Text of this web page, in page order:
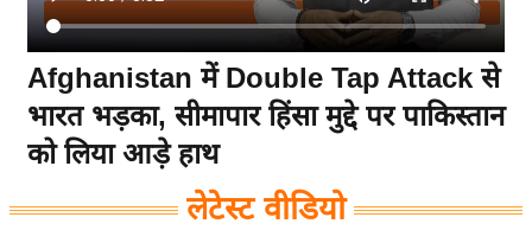
य
अं
त
र्रा
ष्ट्री
बि
Afghanistan में Double Tap Attack से
भारत भड़का, सीमापार हिंसा मुद्दे पर पाकिस्तान
को लिया आड़े हाथ
लेटेस्ट वीडियो